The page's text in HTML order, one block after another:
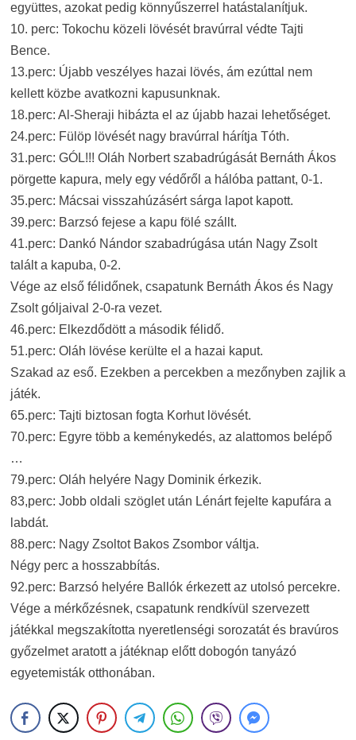
együttes, azokat pedig könnyűszerrel hatástalanítjuk.
10. perc: Tokochu közeli lövését bravúrral védte Tajti
Bence.
13.perc: Újabb veszélyes hazai lövés, ám ezúttal nem
kellett közbe avatkozni kapusunknak.
18.perc: Al-Sheraji hibázta el az újabb hazai lehetőséget.
24.perc: Fülöp lövését nagy bravúrral hárítja Tóth.
31.perc: GÓL!!! Oláh Norbert szabadrúgását Bernáth Ákos
pörgette kapura, mely egy védőről a hálóba pattant, 0-1.
35.perc: Mácsai visszahúzásért sárga lapot kapott.
39.perc: Barzsó fejese a kapu fölé szállt.
41.perc: Dankó Nándor szabadrúgása után Nagy Zsolt
talált a kapuba, 0-2.
Vége az első félidőnek, csapatunk Bernáth Ákos és Nagy
Zsolt góljaival 2-0-ra vezet.
46.perc: Elkezdődött a második félidő.
51.perc: Oláh lövése kerülte el a hazai kaput.
Szakad az eső. Ezekben a percekben a mezőnyben zajlik a
játék.
65.perc: Tajti biztosan fogta Korhut lövését.
70.perc: Egyre több a keménykedés, az alattomos belépő
…
79.perc: Oláh helyére Nagy Dominik érkezik.
83,perc: Jobb oldali szöglet után Lénárt fejelte kapufára a
labdát.
88.perc: Nagy Zsoltot Bakos Zsombor váltja.
Négy perc a hosszabbítás.
92.perc: Barzsó helyére Ballók érkezett az utolsó percekre.
Vége a mérkőzésnek, csapatunk rendkívül szervezett
játékkal megszakította nyeretlenségi sorozatát és bravúros
győzelmet aratott a játéknap előtt dobogón tanyázó
egyetemisták otthonában.